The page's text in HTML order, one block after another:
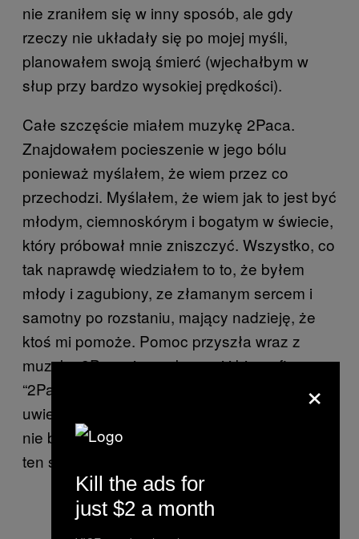
nie zraniłem się w inny sposób, ale gdy
rzeczy nie układały się po mojej myśli,
planowałem swoją śmierć (wjechałbym w
słup przy bardzo wysokiej prędkości).
Całe szczęście miałem muzykę 2Paca.
Znajdowałem pocieszenie w jego bólu
ponieważ myślałem, że wiem przez co
przechodzi. Myślałem, że wiem jak to jest być
młodym, ciemnoskórym i bogatym w świecie,
który próbował mnie zniszczyć. Wszystko, co
tak naprawdę wiedziałem to to, że byłem
młody i zagubiony, ze złamanym sercem i
samotny po rozstaniu, mający nadzieję, że
ktoś mi pomoże. Pomoc przyszła wraz z
muzyką 2Paca, jego słowami i biografią
“2Pac: Zmartwychwstanie”, którą
uwielbiałem. Jego słowa przypominały mi, że
nie byłem jedyną osobą, która czuła się w
ten sposób.
×
Kill the ads for
just $2 a month